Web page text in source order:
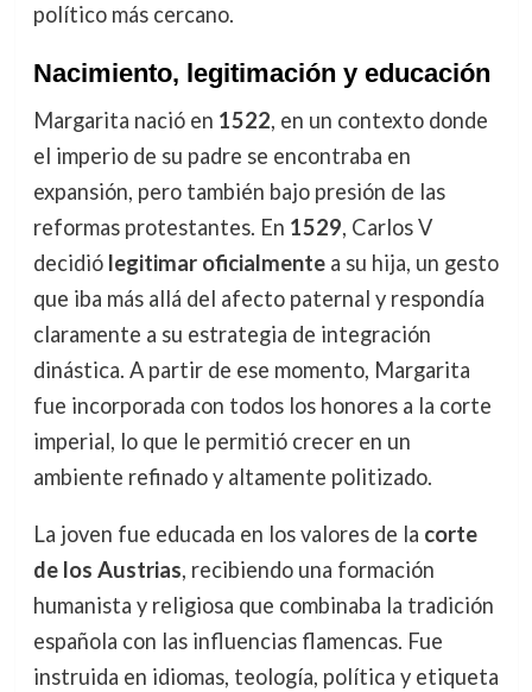
político más cercano.
Nacimiento, legitimación y educación
Margarita nació en 1522, en un contexto donde
el imperio de su padre se encontraba en
expansión, pero también bajo presión de las
reformas protestantes. En 1529, Carlos V
decidió legitimar oficialmentea su hija, un gesto
que iba más allá del afecto paternal y respondía
claramente a su estrategia de integración
dinástica. A partir de ese momento, Margarita
fue incorporada con todos los honores a la corte
imperial, lo que le permitió crecer en un
ambiente refinado y altamente politizado.
La joven fue educada en los valores de la corte
de los Austrias, recibiendo una formación
humanista y religiosa que combinaba la tradición
española con las influencias flamencas. Fue
instruida en idiomas, teología, política y etiqueta